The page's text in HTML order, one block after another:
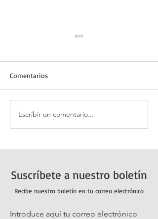
Santo Rosario de hoy
sábado. Misterios Gozosos.
Comentarios
Escribir un comentario...
Suscríbete a nuestro boletín
Recibe nuestro boletín en tu correo electrónico
Introduce aquí tu correo electrónico